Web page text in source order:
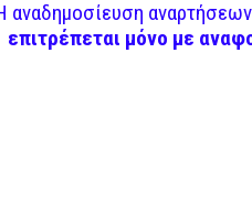
αναδημοσίευση
επιτρέπεται μόνο με